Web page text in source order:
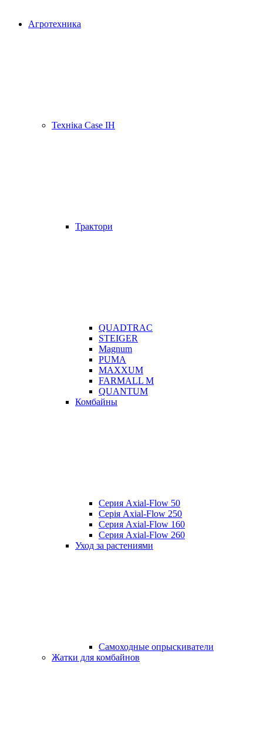
Агротехника
Техніка Case IH
Трактори
QUADTRAC
STEIGER
Magnum
PUMA
MAXXUM
FARMALL M
QUANTUM
Комбайны
Серия Axial-Flow 50
Серія Axial-Flow 250
Серия Axial-Flow 160
Серия Axial-Flow 260
Уход за растениями
Самоходные опрыскиватели
Жатки для комбайнов